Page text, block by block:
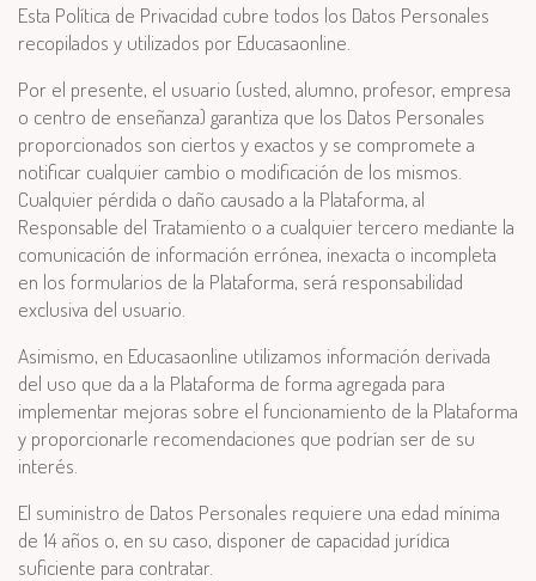
Esta Política de Privacidad cubre todos los Datos Personales
recopilados y utilizados por Educasaonline.
Por el presente, el usuario (usted, alumno, profesor, empresa
o centro de enseñanza) garantiza que los Datos Personales
proporcionados son ciertos y exactos y se compromete a
notificar cualquier cambio o modificación de los mismos.
Cualquier pérdida o daño causado a la Plataforma, al
Responsable del Tratamiento o a cualquier tercero mediante la
comunicación de información errónea, inexacta o incompleta
en los formularios de la Plataforma, será responsabilidad
exclusiva del usuario.
Asimismo, en Educasaonline utilizamos información derivada
del uso que da a la Plataforma de forma agregada para
implementar mejoras sobre el funcionamiento de la Plataforma
y proporcionarle recomendaciones que podrían ser de su
interés.
El suministro de Datos Personales requiere una edad mínima
de 14 años o, en su caso, disponer de capacidad jurídica
suficiente para contratar.